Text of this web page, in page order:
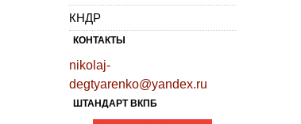
КНДР
КОНТАКТЫ
nikolaj-
degtyarenko@yandex.ru
ШТАНДАРТ ВКПБ